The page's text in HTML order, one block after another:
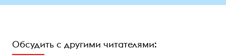
Обсудить с другими читателями: